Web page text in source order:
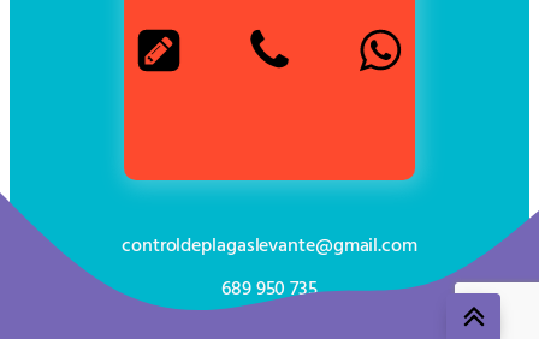
controldeplagaslevante@gmail.com
689 950 735